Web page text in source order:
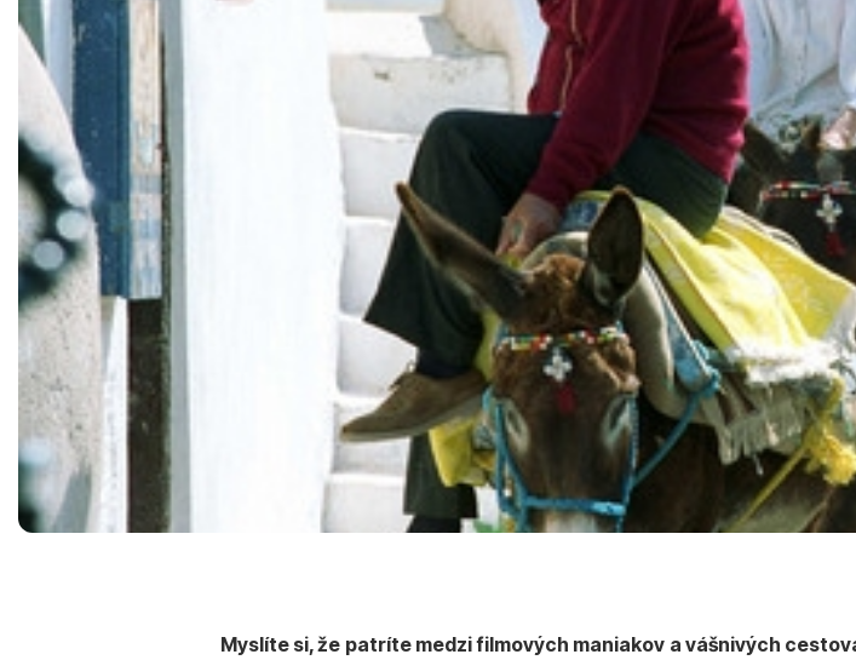
Myslíte si, že patríte medzi filmových maniakov a vášnivých